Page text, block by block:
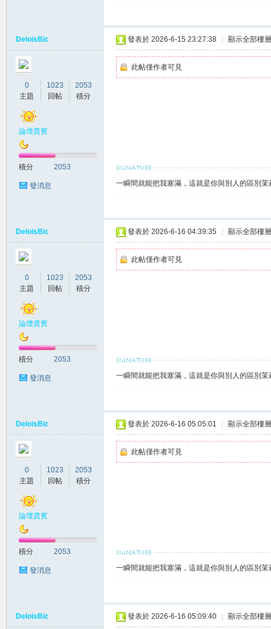
DeloisBic
0
主題
1023
回帖
2053
積分
論壇貴賓
積分 2053
發消息
發表於 2026-6-15 23:27:38 顯示全部樓層
此帖僅作者可見
一瞬間就能把我塞滿，這就是你與別人的區別茉
DeloisBic
0
主題
1023
回帖
2053
積分
論壇貴賓
積分 2053
發消息
發表於 2026-6-16 04:39:35 顯示全部樓層
此帖僅作者可見
一瞬間就能把我塞滿，這就是你與別人的區別茉
DeloisBic
0
主題
1023
回帖
2053
積分
論壇貴賓
積分 2053
發消息
發表於 2026-6-16 05:05:01 顯示全部樓層
此帖僅作者可見
一瞬間就能把我塞滿，這就是你與別人的區別茉
DeloisBic 發表於 2026-6-16 05:09:40 顯示全部樓層